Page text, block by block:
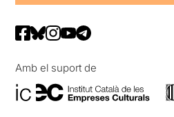
Amb el suport de